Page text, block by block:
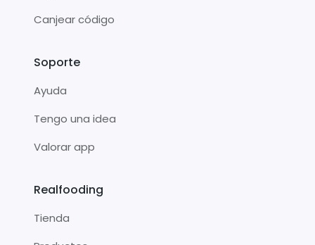
Canjear código
Soporte
Ayuda
Tengo una idea
Valorar app
Realfooding
Tienda